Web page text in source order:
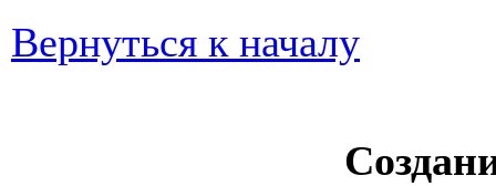
Вернуться к началу